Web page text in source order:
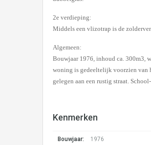
2e verdieping:
Middels een vlizotrap is de
Algemeen:
Bouwjaar 1976, inhoud ca. 300m3,
woning is gedeeltelijk voorzien van
gelegen aan een rustig straat.
Kenmerken
Bouwjaar: 1976